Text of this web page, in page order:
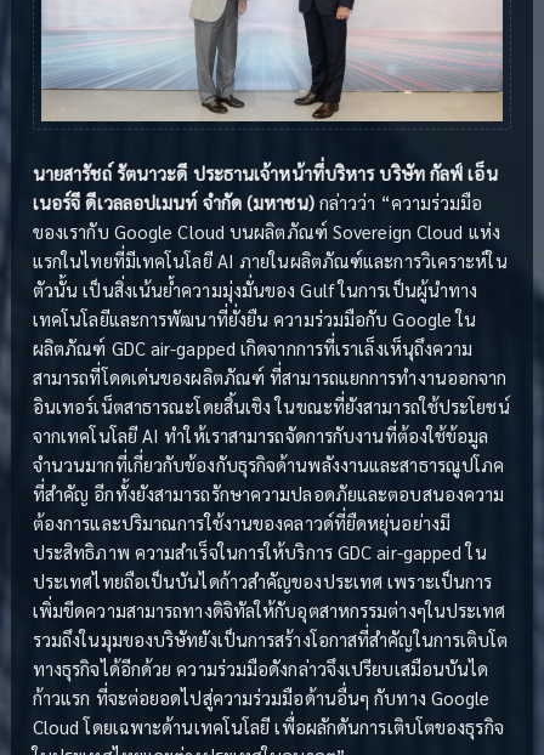
นายสารัชถ์ รัตนาวะดี ประธานเจ้าหน้าที่บริหาร บริษัท กัลฟ์ เอ็น
เนอร์จี ดีเวลลอปเมนท์ จำกัด (มหาชน) กล่าวว่า “ความร่วมมือ
ของเรากับ Google Cloud บนผลิตภัณฑ์ Sovereign Cloud แห่ง
แรกในไทยที่มีเทคโนโลยี AI ภายในผลิตภัณฑ์และการวิเคราะห์ใน
ตัวนั้น เป็นสิ่งเน้นย้ำความมุ่งมั่นของ Gulf ในการเป็นผู้นำทาง
เทคโนโลยีและการพัฒนาที่ยั่งยืน ความร่วมมือกับ Google ใน
ผลิตภัณฑ์ GDC air-gapped เกิดจากการที่เราเล็งเห็นุถึงความ
สามารถที่โดดเด่นของผลิตภัณฑ์ ที่สามารถแยกการทำงานออกจาก
อินเทอร์เน็ตสาธารณะโดยสิ้นเชิง ในขณะที่ยังสามารถใช้ประโยชน์
จากเทคโนโลยี AI ทำให้เราสามารถจัดการกับงานที่ต้องใช้ข้อมูล
จำนวนมากที่เกี่ยวกับข้องกับธุรกิจด้านพลังงานและสาธารณูปโภค
ที่สำคัญ อีกทั้งยังสามารถรักษาความปลอดภัยและตอบสนองความ
ต้องการและปริมาณการใช้งานของคลาวด์ที่ยืดหยุ่นอย่างมี
ประสิทธิภาพ ความสำเร็จในการให้บริการ GDC air-gapped ใน
ประเทศไทยถือเป็นบันไดก้าวสำคัญของประเทศ เพราะเป็นการ
เพิ่มขีดความสามารถทางดิจิทัลให้กับอุตสาหกรรมต่างๆในประเทศ
รวมถึงในมุมของบริษัทยังเป็นการสร้างโอกาสที่สำคัญในการเติบโต
ทางธุรกิจได้อีกด้วย ความร่วมมือดังกล่าวจึงเปรียบเสมือนบันได
ก้าวแรก ที่จะต่อยอดไปสู่ความร่วมมือด้านอื่นๆ กับทาง Google
Cloud โดยเฉพาะด้านเทคโนโลยี เพื่อผลักดันการเติบโตของธุรกิจ